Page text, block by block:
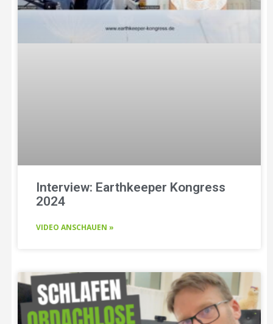
Interview: Earthkeeper Kongress
2024
VIDEO ANSCHAUEN »